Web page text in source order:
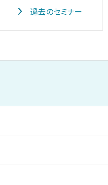
過去のセミナー